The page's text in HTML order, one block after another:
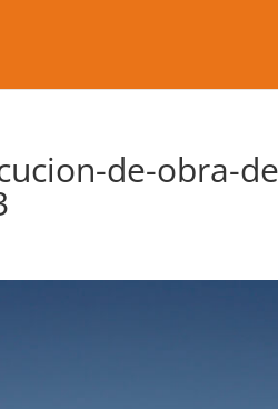
de-obra-